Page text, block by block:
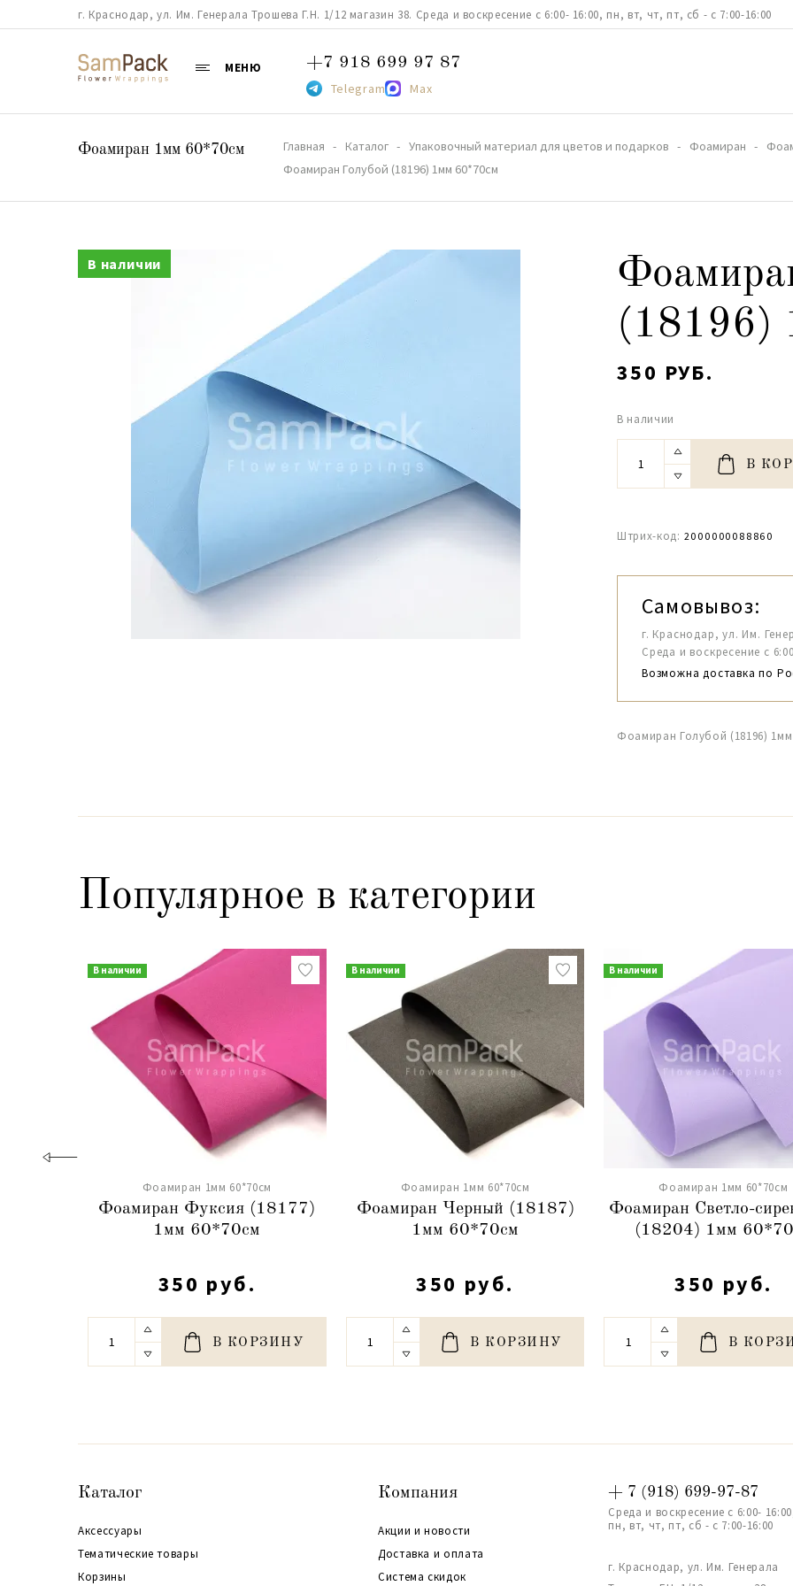
г. Краснодар, ул. Им. Генерала Трошева Г.Н. 1/12 магазин 38. Среда и воскресение с 6:00- 16:00, пн, вт, чт, пт, сб - с 7:00-16:00
МЕНЮ +7 918 699 97 87
Telegram Max
Фоамиран 1мм 60*70см Главная Каталог Упаковочный материал для цветов и подарков Фоамиран
Фоамиран Голубой (18196) 1мм 60*70см
В наличии
(18196)
350 РУБ.
В наличии
В
Штрих-код: 2000000088860
Самовывоз:
г. Краснодар, ул. Им.
Среда и воскресение с
Возможна доставка по
Фоамиран Голубой (18196)
Популярное в категории
В наличии
Фоамиран 1мм 60*70см
Фоамиран Фуксия (18177)
1мм 60*70см
350 руб.
В КОРЗИНУ
В наличии
Фоамиран 1мм 60*70см
Фоамиран Черный (18187)
1мм 60*70см
350 руб.
В КОРЗИНУ
В наличии
Фоамиран 1мм 60*70см
Фоамиран Светло-
(18204) 1мм
350 руб.
В
Каталог
Аксессуары
Тематические товары
Корзины
Компания
Акции и новости
Доставка и оплата
Система скидок
+ 7 (918) 699-97-87
Среда и воскресение с 6:00-
пн, вт, чт, пт, сб - с 7:00-16:00
г. Краснодар, ул. Им. Генерала